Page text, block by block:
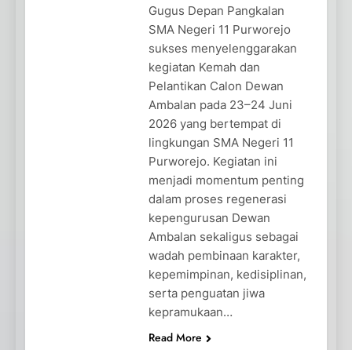
Gugus Depan Pangkalan
SMA Negeri 11 Purworejo
sukses menyelenggarakan
kegiatan Kemah dan
Pelantikan Calon Dewan
Ambalan pada 23–24 Juni
2026 yang bertempat di
lingkungan SMA Negeri 11
Purworejo. Kegiatan ini
menjadi momentum penting
dalam proses regenerasi
kepengurusan Dewan
Ambalan sekaligus sebagai
wadah pembinaan karakter,
kepemimpinan, kedisiplinan,
serta penguatan jiwa
kepramukaan…
Read More